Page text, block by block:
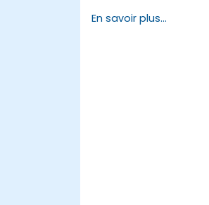
collaboratives de
En savoir plus...